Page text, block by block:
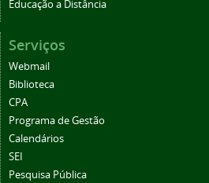
Educação a Distância
Serviços
Webmail
Biblioteca
CPA
Programa de Gestão
Calendários
SEI
Pesquisa Pública